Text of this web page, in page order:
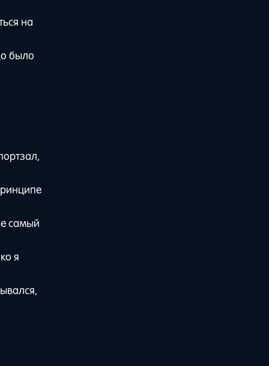
на
было
самый
я